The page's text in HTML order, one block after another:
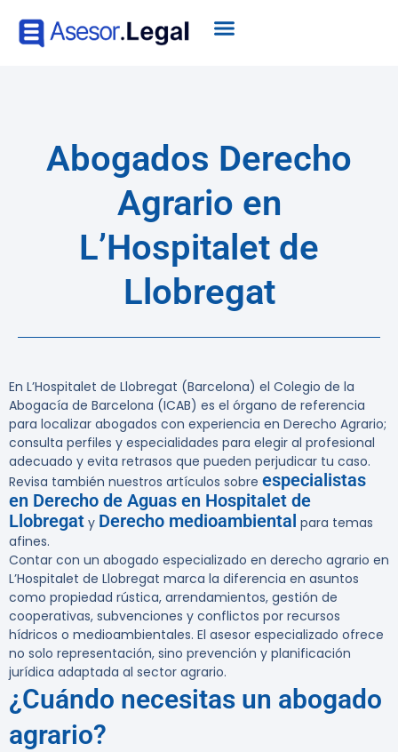
Abogados Derecho
Agrario en
L’Hospitalet de
Llobregat
En L’Hospitalet de Llobregat (Barcelona) el Colegio de la
Abogacía de Barcelona (ICAB) es el órgano de referencia
para localizar abogados con experiencia en Derecho Agrario;
consulta perfiles y especialidades para elegir al profesional
adecuado y evita retrasos que pueden perjudicar tu caso.
Revisa también nuestros artículos sobre especialistas
en Derecho de Aguas en Hospitalet de
Llobregat y Derecho medioambiental para temas
afines.
Contar con un abogado especializado en derecho agrario en
L’Hospitalet de Llobregat marca la diferencia en asuntos
como propiedad rústica, arrendamientos, gestión de
cooperativas, subvenciones y conflictos por recursos
hídricos o medioambientales. El asesor especializado ofrece
no solo representación, sino prevención y planificación
jurídica adaptada al sector agrario.
¿Cuándo necesitas un abogado
agrario?